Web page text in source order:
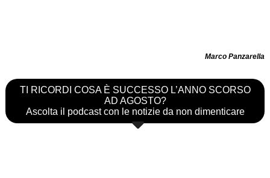
Marco Panzarella
TI RICORDI COSA È SUCCESSO L’ANNO SCORSO
AD AGOSTO?
Ascolta il podcast con le notizie da non dimenticare